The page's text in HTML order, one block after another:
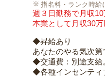
指名料・ランク時給
週３日勤務で月収
本業として月収30
◆昇給あり
あなたのやる気次第
◆交通費：別途支給
◆各種インセンティ